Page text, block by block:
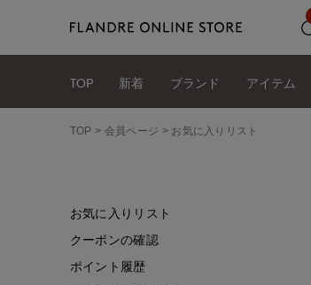
TOP 新着 ブランド アイテム
TOP 会員ページ お気に入りリスト
お気に入りリスト
クーポンの確認
ポイント履歴